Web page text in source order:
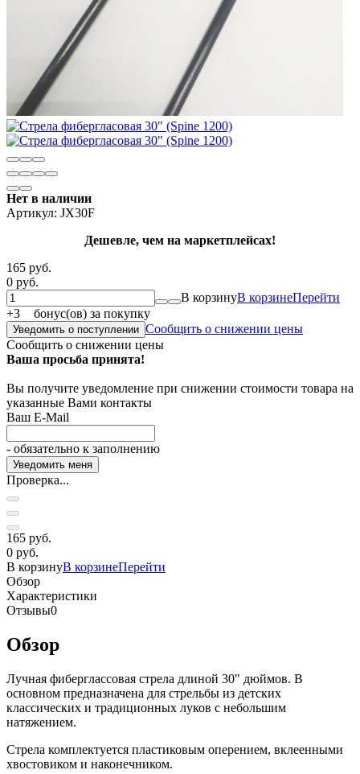
Нет в наличии
Артикул: JX30F
Дешевле, чем на маркетплейсах!
165 руб.
0 руб.
В корзинуВ корзинеПерейти
+3 бонус(ов) за покупку
Уведомить о поступлении Сообщить о снижении цены
Сообщить о снижении цены
Ваша просьба принята!
Вы получите уведомление при снижении стоимости товара на
указанные Вами контакты
Ваш E-Mail
- обязательно к заполнению
Проверка...
165 руб.
0 руб.
В корзинуВ корзинеПерейти
Обзор
Характеристики
Отзывы0
Обзор
Лучная фиберглассовая стрела длиной 30" дюймов. В
основном предназначена для стрельбы из детских
классических и традиционных луков с небольшим
натяжением.
Стрела комплектуется пластиковым оперением, вклеенными
хвостовиком и наконечником.